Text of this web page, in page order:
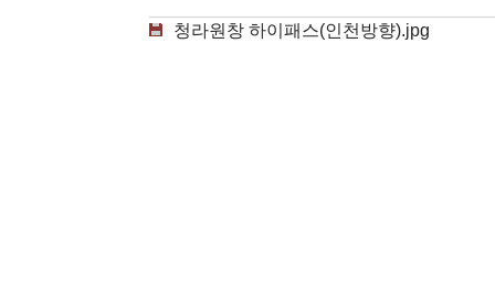
청라원창 하이패스(인천방향).jpg